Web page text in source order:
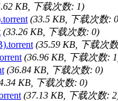
KB, 下载次数: 1)
(33.5 KB, 下载次数:
(33.26 KB, 下载次数: 0)
(35.59 KB, 下载次
(36.96 KB, 下载次数:
(36.84 KB, 下载次数: 0)
KB, 下载次数: 0)
(37.13 KB, 下载次数: